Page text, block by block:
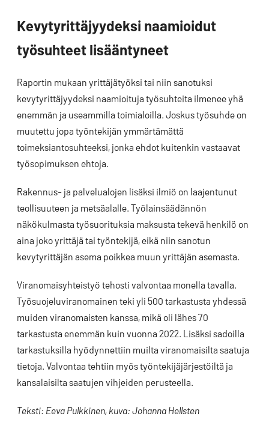
Kevytyrittäjyydeksi naamioidut
työsuhteet lisääntyneet
Raportin mukaan yrittäjätyöksi tai niin sanotuksi
kevytyrittäjyydeksi naamioituja työsuhteita ilmenee yhä
enemmän ja useammilla toimialoilla. Joskus työsuhde on
muutettu jopa työntekijän ymmärtämättä
toimeksiantosuhteeksi, jonka ehdot kuitenkin vastaavat
työsopimuksen ehtoja.
Rakennus- ja palvelualojen lisäksi ilmiö on laajentunut
teollisuuteen ja metsäalalle. Työlainsäädännön
näkökulmasta työsuorituksia maksusta tekevä henkilö on
aina joko yrittäjä tai työntekijä, eikä niin sanotun
kevytyrittäjän asema poikkea muun yrittäjän asemasta.
Viranomaisyhteistyö tehosti valvontaa monella tavalla.
Työsuojeluviranomainen teki yli 500 tarkastusta yhdessä
muiden viranomaisten kanssa, mikä oli lähes 70
tarkastusta enemmän kuin vuonna 2022. Lisäksi sadoilla
tarkastuksilla hyödynnettiin muilta viranomaisilta saatuja
tietoja. Valvontaa tehtiin myös työntekijäjärjestöiltä ja
kansalaisilta saatujen vihjeiden perusteella.
Teksti: Eeva Pulkkinen, kuva: Johanna Hellsten